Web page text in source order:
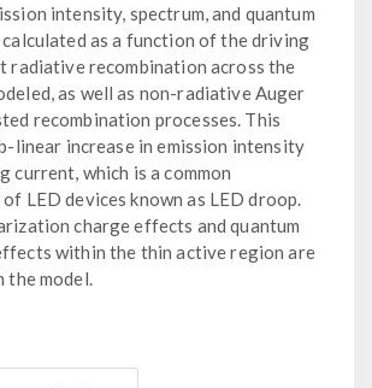
intensity, spectrum, and quantum
as a function of the driving
radiative recombination across the
as well as non-radiative Auger
recombination processes. This
linear increase in emission intensity
current, which is a common
LED devices known as LED droop.
charge effects and quantum
within the thin active region are
the model.